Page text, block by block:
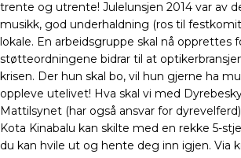
trente og utrente! Julelunsjen 2014 var av
musikk, god underhaldning (ros til
lokale. En arbeidsgruppe skal nå opprettes
støtteordningene bidrar til at
krisen. Der hun skal bo, vil hun gjerne ha
oppleve utelivet! Hva skal vi med
Mattilsynet (har også ansvar for
Kota Kinabalu kan skilte med en rekke 5-
du kan hvile ut og hente deg inn igjen. Via